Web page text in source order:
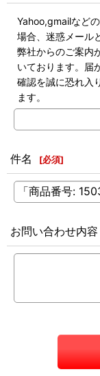
Yahoo,gmailなど
場合、迷惑メール
弊社からのご案内
いております。届
確認を誠に恐れ入
ます。
件名 [必須]
お問い合わせ内容